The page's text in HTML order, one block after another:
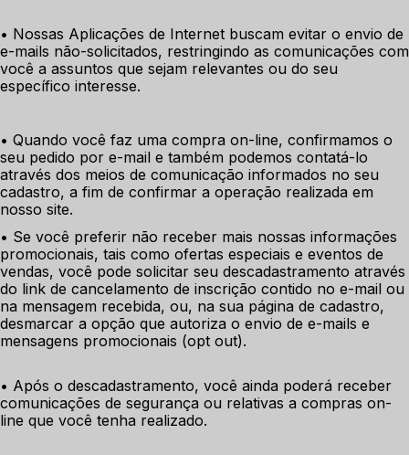
• Nossas Aplicações de Internet buscam evitar o envio de
e-mails não-solicitados, restringindo as comunicações com
você a assuntos que sejam relevantes ou do seu
específico interesse.
• Quando você faz uma compra on-line, confirmamos o
seu pedido por e-mail e também podemos contatá-lo
através dos meios de comunicação informados no seu
cadastro, a fim de confirmar a operação realizada em
nosso site.
• Se você preferir não receber mais nossas informações
promocionais, tais como ofertas especiais e eventos de
vendas, você pode solicitar seu descadastramento através
do link de cancelamento de inscrição contido no e-mail ou
na mensagem recebida, ou, na sua página de cadastro,
desmarcar a opção que autoriza o envio de e-mails e
mensagens promocionais (opt out).
• Após o descadastramento, você ainda poderá receber
comunicações de segurança ou relativas a compras on-
line que você tenha realizado.